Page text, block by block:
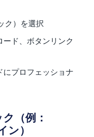
ク）を選択
ド、ボタンリンク
にプロフェッショナ
（例：
ン）